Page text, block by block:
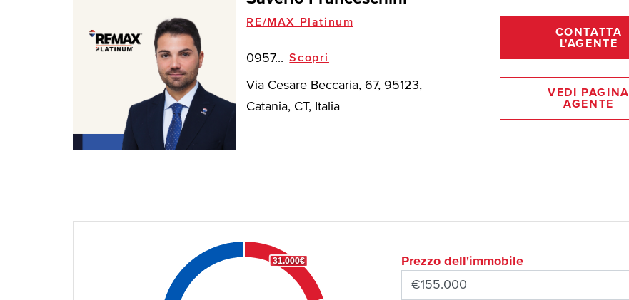
RE/MAX Platinum
0957... Scopri
Via Cesare Beccaria, 67, 95123,
Catania, CT, Italia
CONTATTA
L'AGENTE
VEDI PAGINA
AGENTE
31.000€ Prezzo dell'immobile